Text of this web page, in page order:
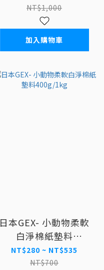
NT$1,000
加入購物車
日本GEX- 小動物柔軟
白淨棉紙墊料
400g/1kg
NT$280 ~ NT$535
NT$700